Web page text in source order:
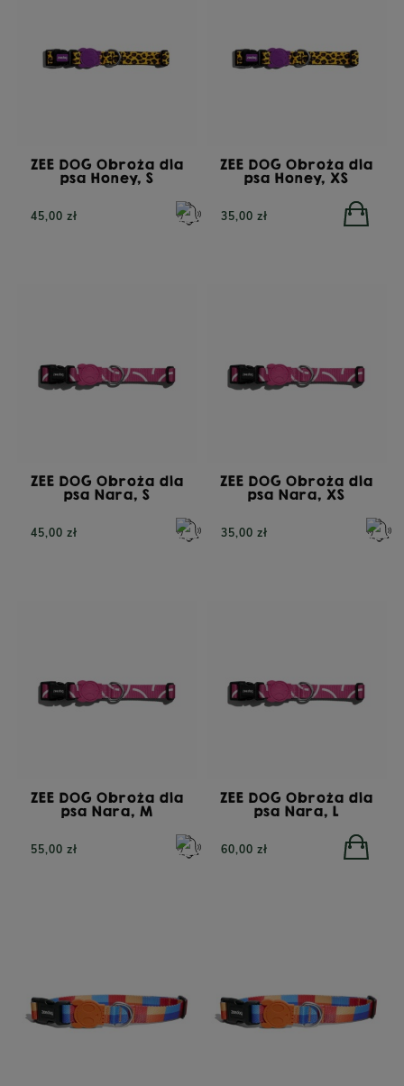
PERRO Cielęcina z
DOSTĘPNOŚCI
PERRO Struś z cukinią
ZEE DOG Obroża dla
psa Honey, S
45,00 zł
ZEE DOG Obroża dla
psa Honey, XS
35,00 zł
ZEE DOG Obroża dla
psa Nara, S
45,00 zł
ZEE DOG Obroża dla
psa Nara, XS
35,00 zł
ZEE DOG Obroża dla
psa Nara, M
55,00 zł
ZEE DOG Obroża dla
psa Nara, L
60,00 zł